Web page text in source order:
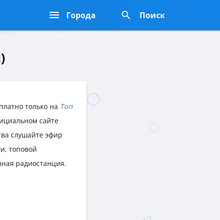
Города Поиск
только на Топ
сайте
слушайте эфир
топовой
радиостанция.